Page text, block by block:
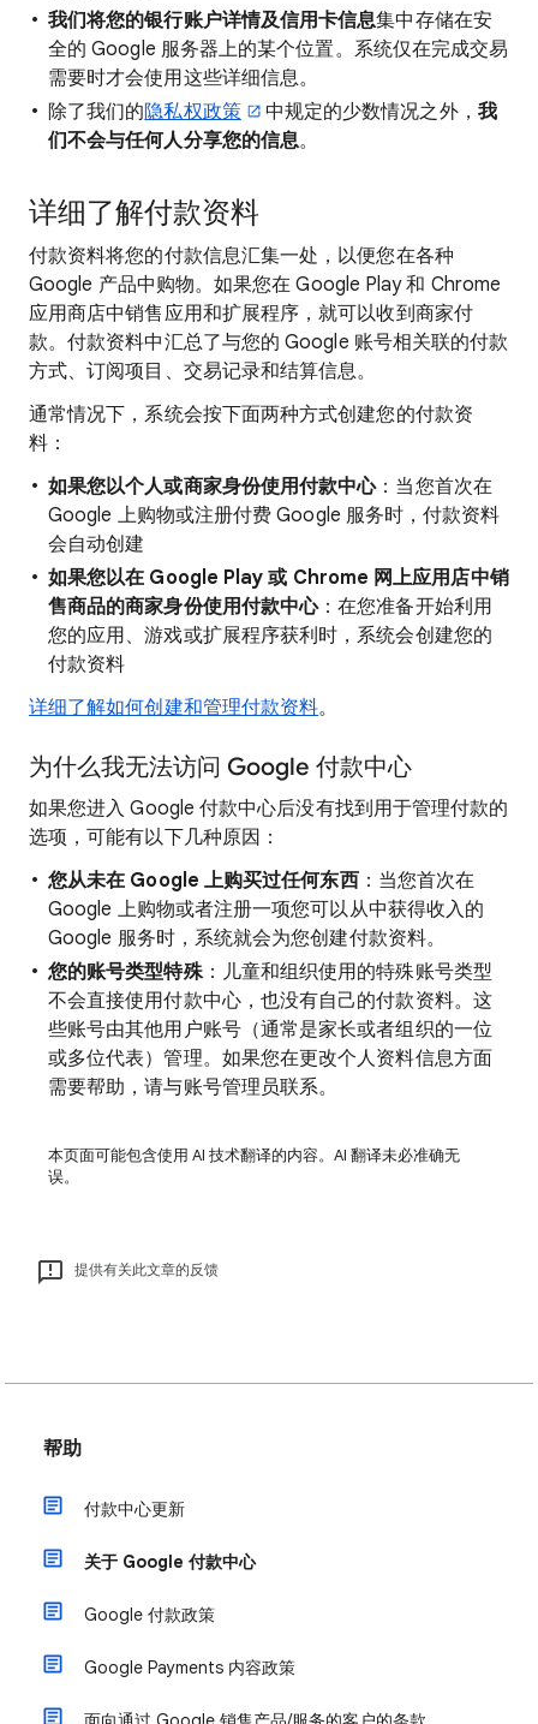
我们将您的银行账户详情及信用卡信息集中存储在安
全的 Google 服务器上的某个位置。系统仅在完成交易
需要时才会使用这些详细信息。
除了我们的隐私权政策 中规定的少数情况之外， 我
们不会与任何人分享您的信息。
详细了解付款资料
付款资料将您的付款信息汇集一处，以便您在各种
Google 产品中购物。如果您在 Google Play 和 Chrome
应用商店中销售应用和扩展程序，就可以收到商家付
款。付款资料中汇总了与您的 Google 账号相关联的付款
方式、订阅项目、交易记录和结算信息。
通常情况下，系统会按下面两种方式创建您的付款资
料：
如果您以个人或商家身份使用付款中心：当您首次在
Google 上购物或注册付费 Google 服务时，付款资料
会自动创建
如果您以在 Google Play 或 Chrome 网上应用店中销
售商品的商家身份使用付款中心：在您准备开始利用
您的应用、游戏或扩展程序获利时，系统会创建您的
付款资料
详细了解如何创建和管理付款资料。
为什么我无法访问 Google 付款中心
如果您进入 Google 付款中心后没有找到用于管理付款的
选项，可能有以下几种原因：
您从未在 Google 上购买过任何东西：当您首次在
Google 上购物或者注册一项您可以从中获得收入的
Google 服务时，系统就会为您创建付款资料。
您的账号类型特殊：儿童和组织使用的特殊账号类型
不会直接使用付款中心，也没有自己的付款资料。这
些账号由其他用户账号（通常是家长或者组织的一位
或多位代表）管理。如果您在更改个人资料信息方面
需要帮助，请与账号管理员联系。
本页面可能包含使用 AI 技术翻译的内容。AI 翻译未必准确无
误。
提供有关此文章的反馈
帮助
付款中心更新
关于 Google 付款中心
Google 付款政策
Google Payments 内容政策